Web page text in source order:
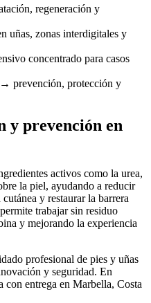
regeneración y
uñas, zonas interdigitales y
concentrado para casos
→ prevención, protección y
y prevención en
activos como la urea,
la piel, ayudando a reducir
y restaurar la barrera
trabajar sin residuo
y mejorando la experiencia
profesional de pies y uñas
y seguridad. En
entrega en Marbella, Costa